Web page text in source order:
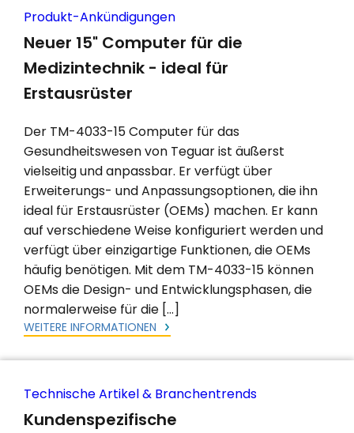
Produkt-Ankündigungen
Neuer 15" Computer für die
Medizintechnik - ideal für
Erstausrüster
Der TM-4033-15 Computer für das
Gesundheitswesen von Teguar ist äußerst
vielseitig und anpassbar. Er verfügt über
Erweiterungs- und Anpassungsoptionen, die ihn
ideal für Erstausrüster (OEMs) machen. Er kann
auf verschiedene Weise konfiguriert werden und
verfügt über einzigartige Funktionen, die OEMs
häufig benötigen. Mit dem TM-4033-15 können
OEMs die Design- und Entwicklungsphasen, die
normalerweise für die […]
WEITERE INFORMATIONEN
Technische Artikel & Branchentrends
Kundenspezifische